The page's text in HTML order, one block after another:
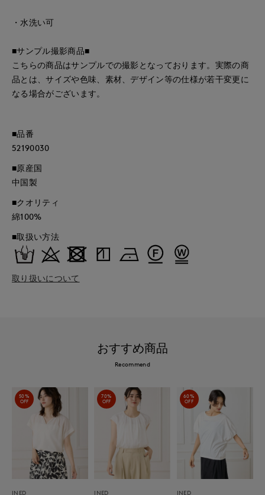
・水洗い可
■サンプル撮影商品■
こちらの商品はサンプルでの撮影となっております。実際の商
品とは、サイズや色味、素材、デザイン等の仕様が若干変更に
なる場合がございます。
■品番
52190030
■原産国
中国製
■クオリティ
綿100%
■取扱い方法
取り扱いについて
おすすめ商品
Recommend
50%
OFF
INED
70%
OFF
INED
60%
OFF
INED